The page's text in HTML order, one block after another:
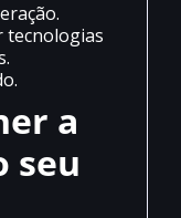
tecnologias
a
seu